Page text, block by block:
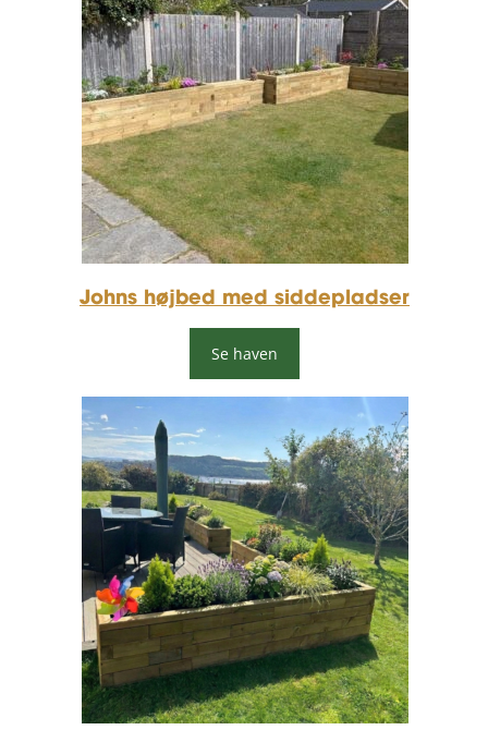
Johns højbed med siddepladser
Se haven